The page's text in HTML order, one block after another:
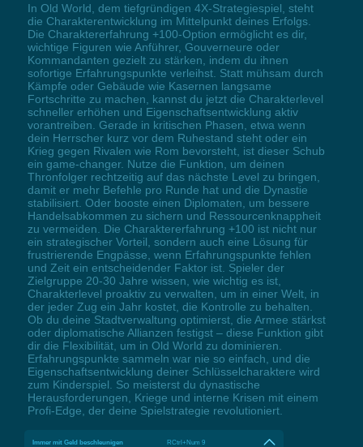
In Old World, dem tiefgründigen 4X-Strategiespiel, steht
die Charakterentwicklung im Mittelpunkt deines Erfolgs.
Die Charaktererfahrung +100-Option ermöglicht es dir,
wichtige Figuren wie Anführer, Gouverneure oder
Kommandanten gezielt zu stärken, indem du ihnen
sofortige Erfahrungspunkte verleihst. Statt mühsam durch
Kämpfe oder Gebäude wie Kasernen langsame
Fortschritte zu machen, kannst du jetzt die Charakterlevel
schneller erhöhen und Eigenschaftsentwicklung aktiv
vorantreiben. Gerade in kritischen Phasen, etwa wenn
dein Herrscher kurz vor dem Ruhestand steht oder ein
Krieg gegen Rivalen wie Rom bevorsteht, ist dieser Schub
ein game-changer. Nutze die Funktion, um deinen
Thronfolger rechtzeitig auf das nächste Level zu bringen,
damit er mehr Befehle pro Runde hat und die Dynastie
stabilisiert. Oder booste einen Diplomaten, um bessere
Handelsabkommen zu sichern und Ressourcenknappheit
zu vermeiden. Die Charaktererfahrung +100 ist nicht nur
ein strategischer Vorteil, sondern auch eine Lösung für
frustrierende Engpässe, wenn Erfahrungspunkte fehlen
und Zeit ein entscheidender Faktor ist. Spieler der
Zielgruppe 20-30 Jahre wissen, wie wichtig es ist,
Charakterlevel proaktiv zu verwalten, um in einer Welt, in
der jeder Zug ein Jahr kostet, die Kontrolle zu behalten.
Ob du deine Stadtverwaltung optimierst, die Armee stärkst
oder diplomatische Allianzen festigst – diese Funktion gibt
dir die Flexibilität, um in Old World zu dominieren.
Erfahrungspunkte sammeln war nie so einfach, und die
Eigenschaftsentwicklung deiner Schlüsselcharaktere wird
zum Kinderspiel. So meisterst du dynastische
Herausforderungen, Kriege und interne Krisen mit einem
Profi-Edge, der deine Spielstrategie revolutioniert.
Immer mit Geld beschleunigen RCtrl+Num 9